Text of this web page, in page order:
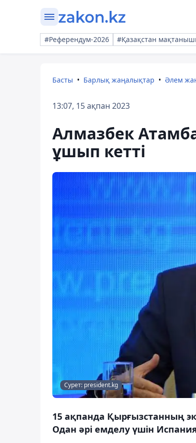
#Референдум-2026 #Қазақстан
Басты Барлық жаңалықтар Әлем
13:07, 15 ақпан 2023
Алмазбек
ұшып кетті
Сурет: president.kg
15 ақпанда Қырғызстанның
Одан әрі емделу үшін